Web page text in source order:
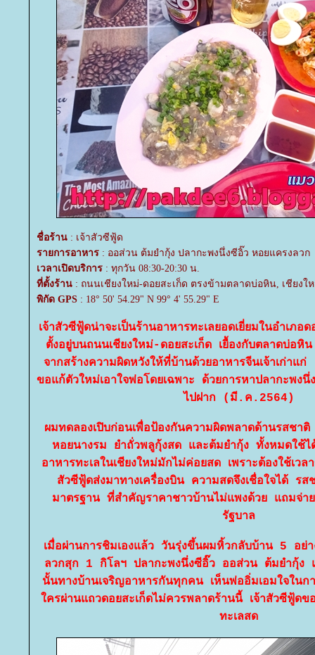
ชื่อร้าน : เจ้าสัวซีฟู้ด
รายการอาหาร : ออส่วน ต้มยำกุ้ง ปลากะพงนึ่งซีอิ๊ว หอยแครงลวก
เวลาเปิดบริการ : ทุกวัน 08:30-20:30 น.
ที่ตั้งร้าน : ถนนเชียงใหม่-ดอยสะเก็ด ตรงข้ามตลาดบ่อหิน, เชียงให
พิกัด GPS : 18° 50' 54.29" N 99° 4' 55.29" E
เจ้าสัวซีฟู้ดน่าจะเป็นร้านอาหารทะเลยอดเยี่ยมในอำเภอ
ตั้งอยู่บนถนนเชียงใหม่-ดอยสะเก็ด เยื้องกับตลาดบ่อ
จากสร้างความผิดหวังให้ที่บ้านด้วยอาหารจีนเจ้าเก่า
ขอแก้ตัวใหม่เอาใจพ่อโดยเฉพาะ ด้วยการหาปลากะพง
ไปฝาก (มี.ค.2564)
ผมทดลองเปิบก่อนเพื่อป้องกันความผิดพลาดด้านรสช
หอยนางรม ยำถั่วพลูกุ้งสด และต้มยำกุ้ง ทั้งหมดใช้ไ
อาหารทะเลในเชียงใหม่มักไม่ค่อยสด เพราะต้องใช้เว
สัวซีฟู้ดส่งมาทางเครื่องบิน ความสดจึงเชื่อใจได้ ร
มาตรฐาน ที่สำคัญราคาชาวบ้านไม่แพงด้วย แถมจ่าย
รัฐบาล
เมื่อผ่านการชิมเองแล้ว วันรุ่งขึ้นผมหิ้วกลับบ้าน 5 อย่
ลวกสุก 1 กิโลฯ ปลากะพงนึ่งซีอิ๊ว ออส่วน ต้มยำกุ้ง แ
นั้นทางบ้านเจริญอาหารกันทุกคน เห็นพ่ออิ่มเอมใจใน
ครผ่านแถวดอยสะเก็ดไม่ควรพลาดร้านนี้ เจ้าสัวซีฟู้ดข
ทะเลสด